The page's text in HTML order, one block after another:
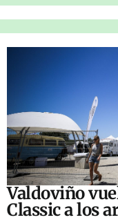
Valdoviño
Classic a los